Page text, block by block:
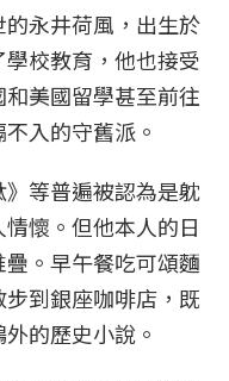
永井荷風，出生於
校教育，他也接受
美國留學甚至前往
入的守舊派。
等普遍被認為是躭
懷。但他本人的日
。早午餐吃可頌麵
到銀座咖啡店，既
的歷史小說。